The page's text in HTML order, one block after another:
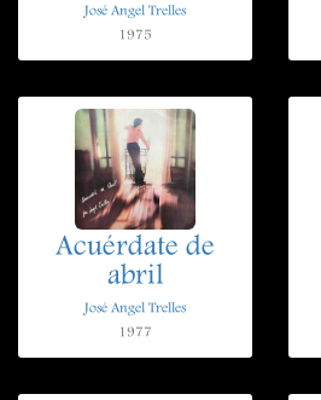
José Angel Trelles
1975
Acuérdate de
abril
José Angel Trelles
1977